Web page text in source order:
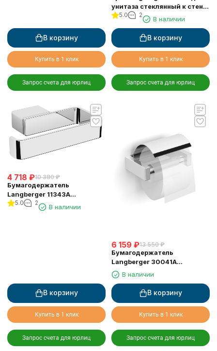
В корзину
Купить в 1 клик
Запрос счета для юрлиц
унитаза стеклянный к стене
квадратный
5.0 2
В наличии
В корзину
Купить в 1 клик
Запрос счета для юрлиц
4 718 ₽10 380 ₽
Бумагодержатель
Langberger 11343A
туалетной бумаги без
крышки квадратный
5.0 2
В наличии
В корзину
Купить в 1 клик
Запрос счета для юрлиц
6 159 ₽13 550 ₽
Бумагодержатель
Langberger 30041A
туалетной бумаги с
крышкой
В наличии
В корзину
Купить в 1 клик
Запрос счета для юрлиц